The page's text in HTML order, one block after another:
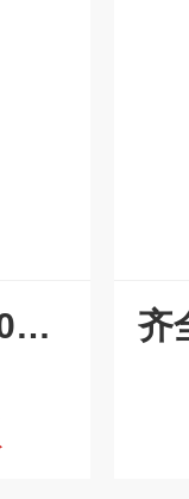
齐全C13A-140*250E15C汽轮机系列滤芯